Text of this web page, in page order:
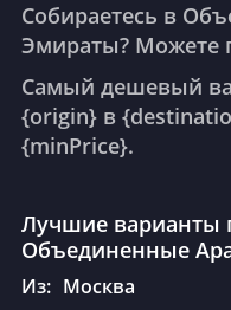
Собираетесь в
Эмираты? Можете
Самый дешевый
{origin} в
{minPrice}.
Лучшие варианты
Объединенные
Из: Москва